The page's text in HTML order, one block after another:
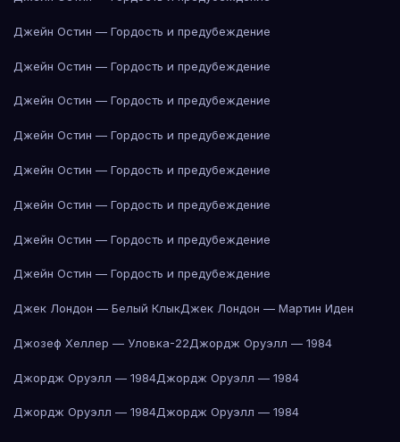
Джейн Остин — Гордость и предубеждение
Джейн Остин — Гордость и предубеждение
Джейн Остин — Гордость и предубеждение
Джейн Остин — Гордость и предубеждение
Джейн Остин — Гордость и предубеждение
Джейн Остин — Гордость и предубеждение
Джейн Остин — Гордость и предубеждение
Джейн Остин — Гордость и предубеждение
Джек Лондон — Белый КлыкДжек Лондон — Мартин Иден
Джозеф Хеллер — Уловка-22Джордж Оруэлл — 1984
Джордж Оруэлл — 1984Джордж Оруэлл — 1984
Джордж Оруэлл — 1984Джордж Оруэлл — 1984